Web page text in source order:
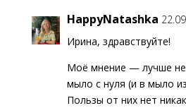
HappyNatashka
Ирина, здравствуйте!
Моё мнение — лучше не
мыло с нуля (и в мыло
Пользы от них нет